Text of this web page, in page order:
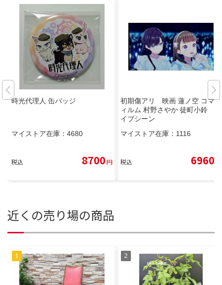
時光代理人 缶バッジ
マイストア在庫： 4680
税込 8700円
初期傷アリ 映画 蓮ノ空 コマフ
ィルム 村野さやか 徒町小鈴 ラ
イブシーン
マイストア在庫： 1116
税込 6960
近くの売り場の商品